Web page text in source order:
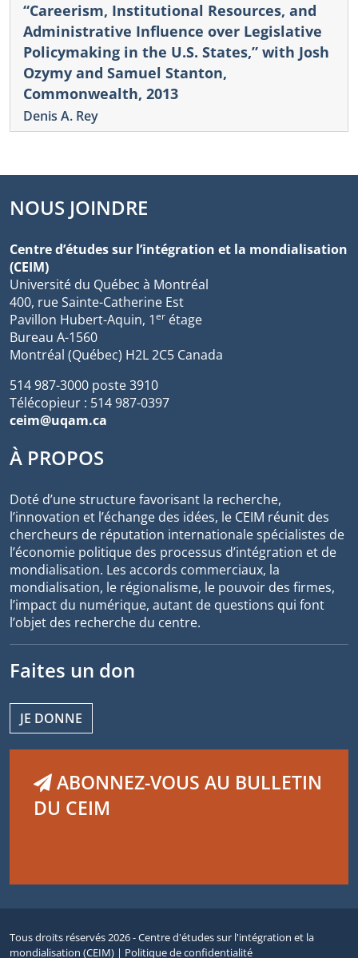
“Careerism, Institutional Resources, and
Administrative Influence over Legislative
Policymaking in the U.S. States,” with Josh
Ozymy and Samuel Stanton,
Commonwealth, 2013
Denis A. Rey
NOUS JOINDRE
Centre d’études sur l’intégration et la mondialisation
(CEIM)
Université du Québec à Montréal
400, rue Sainte-Catherine Est
Pavillon Hubert-Aquin, 1er étage
Bureau A-1560
Montréal (Québec) H2L 2C5 Canada
514 987-3000 poste 3910
Télécopieur : 514 987-0397
ceim@uqam.ca
À PROPOS
Doté d’une structure favorisant la recherche,
l’innovation et l’échange des idées, le CEIM réunit des
chercheurs de réputation internationale spécialistes de
l’économie politique des processus d’intégration et de
mondialisation. Les accords commerciaux, la
mondialisation, le régionalisme, le pouvoir des firmes,
l’impact du numérique, autant de questions qui font
l’objet des recherche du centre.
Faites un don
JE DONNE
ABONNEZ-VOUS AU BULLETIN
DU CEIM
Tous droits réservés 2026 - Centre d'études sur l'intégration et la
mondialisation (CEIM) | Politique de confidentialité